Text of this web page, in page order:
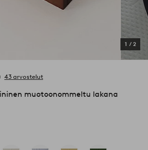
1 / 2
43 arvostelut
muotoonommeltu lakana